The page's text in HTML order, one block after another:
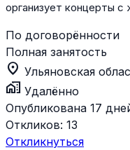
организует концерты
По договорённости
Полная занятость
location_on Ульяновская
home_work Удалённо
Опубликована 17
Откликов: 13
Откликнуться